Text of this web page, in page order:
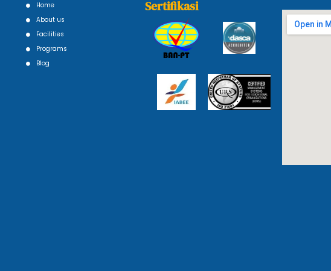
Home
About us
Facilities
Programs
Blog
Sertifikasi